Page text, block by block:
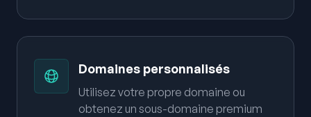
Domaines personnalisés
Utilisez votre propre domaine ou
obtenez un sous-domaine premium